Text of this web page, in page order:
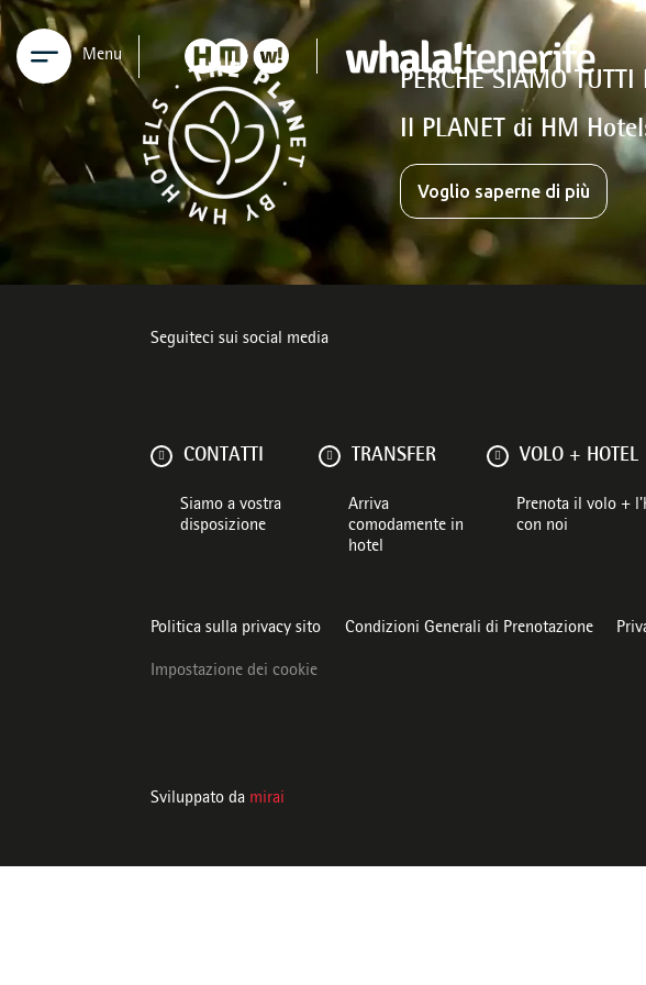
Menu
PERCHÉ SIAMO
Il PLANET di HM
Voglio saperne di più
Seguiteci sui social media
CONTATTI
Siamo a vostra
disposizione
TRANSFER
Arriva
comodamente in
hotel
VOLO + HOTEL
Prenota il volo +
con noi
Politica sulla privacy sito Condizioni Generali di Prenotazione
Impostazione dei cookie
Sviluppato da mirai